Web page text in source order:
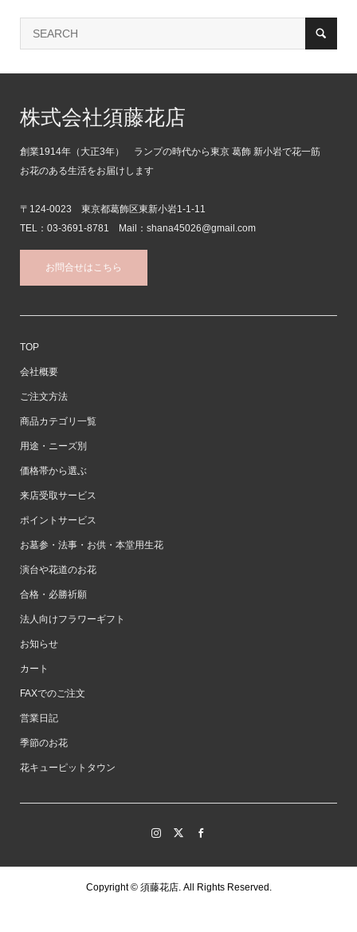
株式会社須藤花店
創業1914年（大正3年） ランプの時代から東京 葛飾 新小岩で花一筋
お花のある生活をお届けします
〒124-0023 東京都葛飾区東新小岩1-1-11
TEL：03-3691-8781 Mail：shana45026@gmail.com
お問合せはこちら
TOP
会社概要
ご注文方法
商品カテゴリ一覧
用途・ニーズ別
価格帯から選ぶ
来店受取サービス
ポイントサービス
お墓参・法事・お供・本堂用生花
演台や花道のお花
合格・必勝祈願
法人向けフラワーギフト
お知らせ
カート
FAXでのご注文
営業日記
季節のお花
花キューピットタウン
Copyright ©須藤花店. All Rights Reserved.